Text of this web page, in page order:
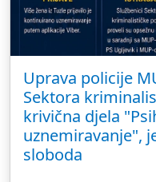
Uprava policije
Sektora
krivična djela
uznemiravanje",
sloboda